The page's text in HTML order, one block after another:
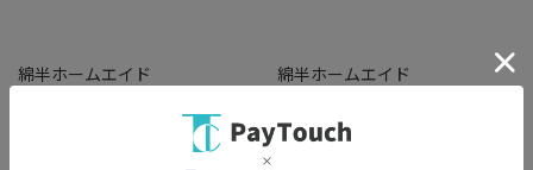
綿半ホームエイド
いなばペットフード Lカップさ
さみと3つの野菜軟骨入り
綿半ホームエイド
さみと3つの野菜ビーフ入り